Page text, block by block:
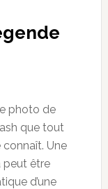
photo de
que tout
Une
peut être
d’une